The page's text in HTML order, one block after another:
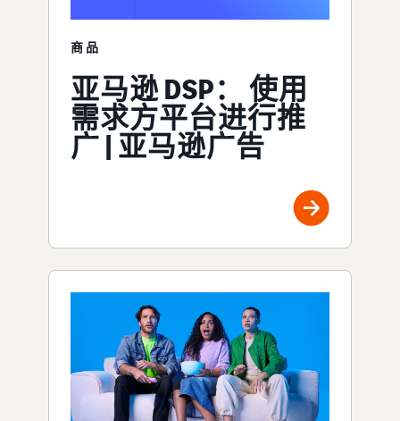
商品
亚马逊 DSP： 使用
需求方平台进行推
广 | 亚马逊广告